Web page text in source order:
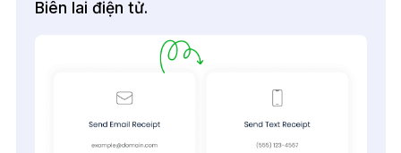
Biên lai điện tử.